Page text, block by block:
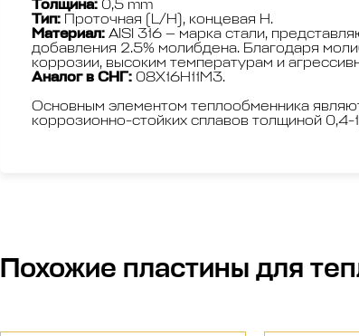
Толщина: 0,5 mm
Тип: Проточная (L/H), концевая H.
Материал: AISI 316 — марка стали,
добавления 2.5% молибдена. Благодаря
коррозии, высоким температурам и
Аналог в СНГ: 08Х16Н11М3.
Основным элементом теплообменника
коррозионно-стойких сплавов толщиной
Похожие пластины для